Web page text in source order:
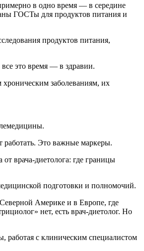
в одно время — в середине
ГОСТы для продуктов питания и
продуктов питания,
это время — в здравии.
заболеваниям, их
работать. Это важные маркеры.
врача‑диетолога: где границы
подготовки и полномочий.
Америке и в Европе, где
нет, есть врач-диетолог. Но
работая с клиническим специалистом